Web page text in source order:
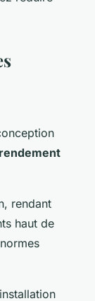
rendement
rendant
haut de